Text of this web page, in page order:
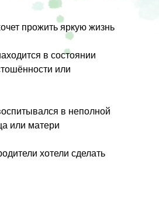
прожить яркую жизнь
в состоянии
или
в неполной
или матери
хотели сделать